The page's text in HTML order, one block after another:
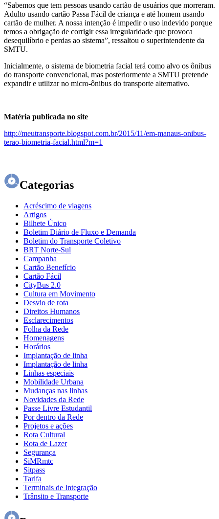
“Sabemos que tem pessoas usando cartão de usuários que morreram.
Adulto usando cartão Passa Fácil de criança e até homem usando
cartão de mulher. A nossa intenção é impedir o uso indevido porque
temos a obrigação de corrigir essa irregularidade que provoca
desequilíbrio e perdas ao sistema”, ressaltou o superintendente da
SMTU.
Inicialmente, o sistema de biometria facial terá como alvo os ônibus
do transporte convencional, mas posteriormente a SMTU pretende
expandir e utilizar no micro-ônibus do transporte alternativo.
Matéria publicada no site
http://meutransporte.blogspot.com.br/2015/11/em-manaus-onibus-
terao-biometria-facial.html?m=1
Categorias
Acréscimo de viagens
Artigos
Bilhete Único
Boletim Diário de Fluxo e Demanda
Boletim do Transporte Coletivo
BRT Norte-Sul
Campanha
Cartão Benefício
Cartão Fácil
CityBus 2.0
Cultura em Movimento
Desvio de rota
Direitos Humanos
Esclarecimentos
Folha da Rede
Homenagens
Horários
Implantação de linha
Implantação de linha
Linhas especiais
Mobilidade Urbana
Mudanças nas linhas
Novidades da Rede
Passe Livre Estudantil
Por dentro da Rede
Projetos e ações
Rota Cultural
Rota de Lazer
Segurança
SiMRmtc
Sitpass
Tarifa
Terminais de Integração
Trânsito e Transporte